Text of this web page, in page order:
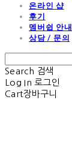
온라인 샵
후기
멤버쉽 안내
상담 / 문의
Search 검색
Log In 로그인
Cart장바구니